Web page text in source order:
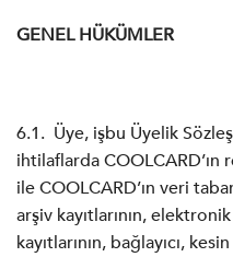
GENEL HÜKÜMLER
6.1. Üye, işbu Üyelik
ihtilaflarda COOLCARD’ın
ile COOLCARD’ın veri
arşiv kayıtlarının,
kayıtlarının, bağlayıcı,